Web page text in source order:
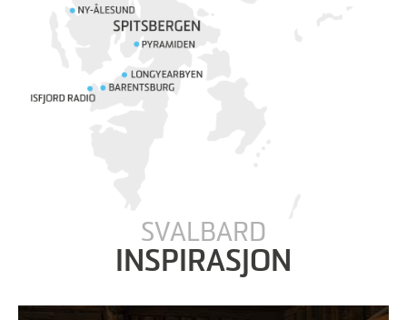
SVALBARD
INSPIRASJON